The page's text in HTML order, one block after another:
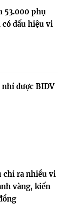
53.000 phụ
dấu hiệu vi
nhí được BIDV
chỉ ra nhiều vi
vàng, kiến